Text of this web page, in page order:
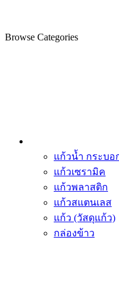
Browse Categories
แก้วน้ำ กระบอ
แก้วเซรามิค
แก้วพลาสติก
แก้วสแตนเลส
แก้ว (วัสดุแก้ว)
กล่องข้าว